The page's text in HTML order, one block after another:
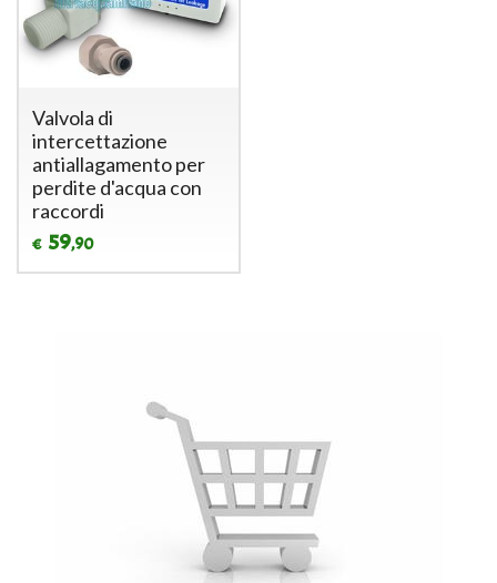
Valvola di
intercettazione
antiallagamento per
perdite d'acqua con
raccordi
€ 59,90